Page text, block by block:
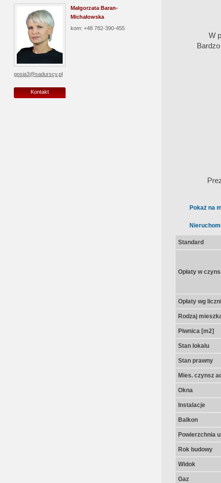
Małgorzata Baran-
Michałowska
kom: +48 782-390-455
gosia3@sadurscy.pl
Kontakt
W
Pokaż na
Standard
Opłaty w
Opłaty wg
Rodzaj
Piwnica [m2]
Stan lokalu
Stan prawny
Mies. czynsz
Okna
Instalacje
Balkon
Powierzchnia
Rok budowy
Widok
Gaz